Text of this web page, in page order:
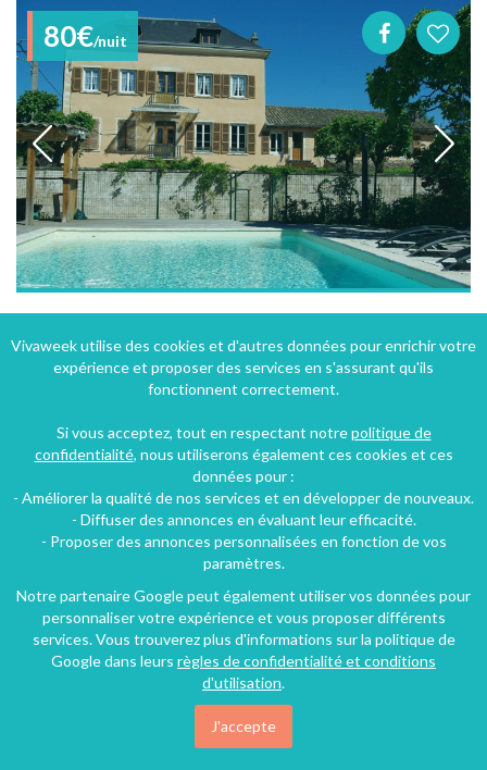
80€/nuit
Chambres d'hôtes "Le Clos des Tanneurs" au pied du Beaujolais
Taponas, Rhône, Rhône-Alpes, Auvergne-Rhône-Alpes, France
60€/nuit
Vivaweek utilise des cookies et d'autres données pour enrichir votre
expérience et proposer des services en s'assurant qu'ils
fonctionnent correctement.
Si vous acceptez, tout en respectant notrepolitique de
confidentialité, nous utiliserons également ces cookies et ces
données pour :
- Améliorer la qualité de nos services et en développer de nouveaux.
- Diffuser des annonces en évaluant leur efficacité.
- Proposer des annonces personnalisées en fonction de vos
paramètres.
Notre partenaire Google peut également utiliser vos données pour
personnaliser votre expérience et vous proposer différents
services. Vous trouverez plus d'informations sur la politique de
Google dans leurs règles de confidentialité et conditions
d'utilisation.
J'accepte